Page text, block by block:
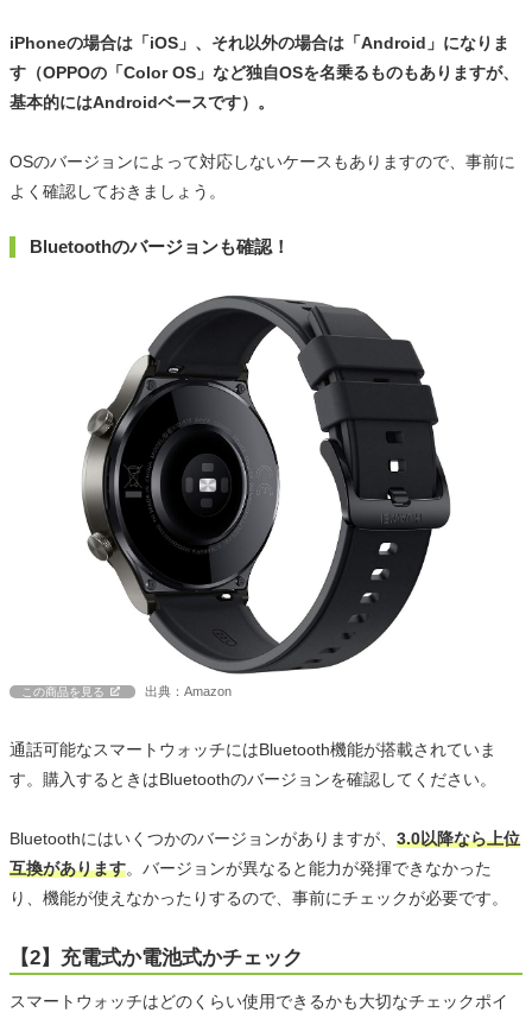
iPhoneの場合は「iOS」、それ以外の場合は「Android」になりま
す（OPPOの「Color OS」など独自OSを名乗るものもありますが、
基本的にはAndroidベースです）。
OSのバージョンによって対応しないケースもありますので、事前に
よく確認しておきましょう。
Bluetoothのバージョンも確認！
この商品を見る 出典：Amazon
通話可能なスマートウォッチにはBluetooth機能が搭載されていま
す。購入するときはBluetoothのバージョンを確認してください。
Bluetoothにはいくつかのバージョンがありますが、 3.0以降なら上位
互換があります。バージョンが異なると能力が発揮できなかった
り、機能が使えなかったりするので、事前にチェックが必要です。
【2】充電式か電池式かチェック
スマートウォッチはどのくらい使用できるかも大切なチェックポイ